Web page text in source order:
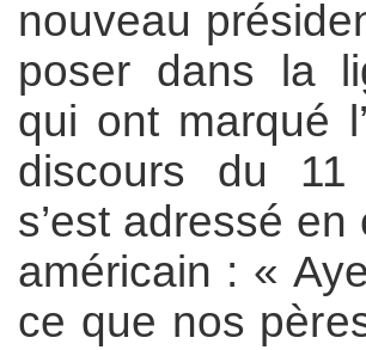
nouveau
poser dans la
qui ont marqué
discours du
s’est adressé
américain : «
ce que nos